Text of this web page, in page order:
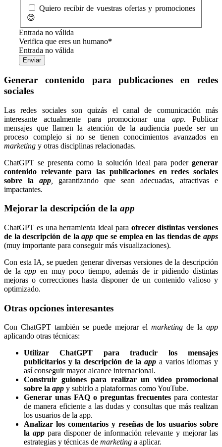
Quiero recibir de vuestras ofertas y promociones
😊
Entrada no válida
Verifica que eres un humano*
Entrada no válida
Enviar
Generar contenido para publicaciones en redes
sociales
Las redes sociales son quizás el canal de comunicación más
interesante actualmente para promocionar una app. Publicar
mensajes que llamen la atención de la audiencia puede ser un
proceso complejo si no se tienen conocimientos avanzados en
marketing y otras disciplinas relacionadas.
ChatGPT se presenta como la solución ideal para poder generar
contenido relevante para las publicaciones en redes sociales
sobre la app
garantizando que sean adecuadas, atractivas e
impactantes.
Mejorar la descripción de la app
ChatGPT es una herramienta ideal para ofrecer distintas versiones
de la descripción de laapp que se emplea en las tiendas deapps
(muy importante para conseguir más visualizaciones).
Con esta IA, se pueden generar diversas versiones de la descripción
de laapp en muy poco tiempo, además de ir pidiendo distintas
mejoras o correcciones hasta disponer de un contenido valioso y
optimizado.
Otras opciones interesantes
Con ChatGPT también se puede mejorar el marketing de la app
aplicando otras técnicas:
Utilizar ChatGPT para traducir los mensajes
publicitarios y la descripción de laapp a varios idiomas y
así conseguir mayor alcance internacional.
Construir guiones para realizar un vídeo promocional
sobre la app y subirlo a plataformas como YouTube.
Generar unas FAQ o preguntas frecuentes para contestar
de manera eficiente a las dudas y consultas que más realizan
los usuarios de la app.
Analizar los comentarios y reseñas de los usuarios sobre
la app para disponer de información relevante y mejorar las
estrategias y técnicas de marketing a aplicar.